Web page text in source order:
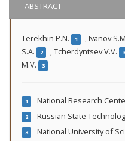
ABSTRACT
Terekhin P.N. 1 ,Ivanov
S.A.
2 ,Tcherdyntsev V.V. 3
М.V.
3
1 National Research
2 Russian State
3 National University of